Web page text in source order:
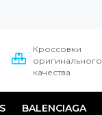
Кроссовки
оригинального
качества
BALENCIAGA